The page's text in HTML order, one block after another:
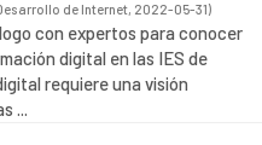
de Internet, 2022-05-31)
con expertos para conocer
digital en las IES de
requiere una visión
...